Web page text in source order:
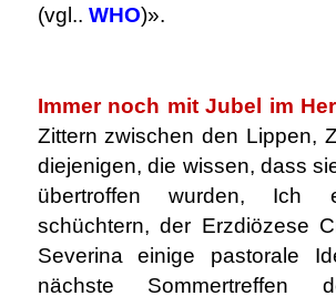
(vgl.. WHO)».
Immer noch mit Jubel im
Zittern zwischen den Lippen,
diejenigen, die wissen, dass
übertroffen wurden, Ich
schüchtern, der Erzdiözese
Severina einige pastorale
nächste Sommertreffen